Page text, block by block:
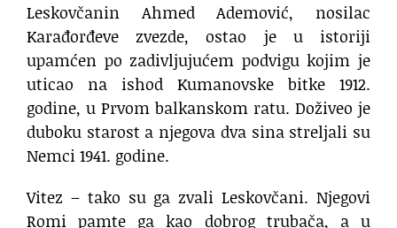
Leskovčanin Ahmed Ademović, nosilac
Karađorđeve zvezde, ostao je u istoriji
upamćen po zadivljujućem podvigu kojim je
uticao na ishod Kumanovske bitke 1912.
godine, u Prvom balkanskom ratu. Doživeo je
duboku starost a njegova dva sina streljali su
Nemci 1941. godine.
Vitez – tako su ga zvali Leskovčani. Njegovi
Romi pamte ga kao dobrog trubača, a u